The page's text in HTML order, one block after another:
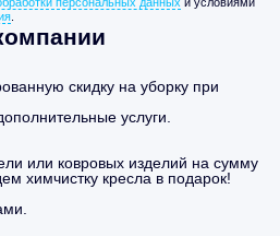
скидку на уборку при
услуги.
или ковровых изделий на сумму
химчистку кресла в подарок!